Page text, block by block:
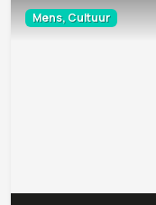
Mens, Cultuur